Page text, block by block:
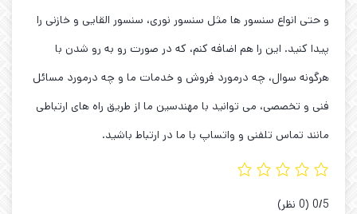
و حتی انواع سنسور ها مثل سنسور نوری، سنسور القایی و خازنی را
پیدا کنید. این را هم اضافه کنم، که در صورت رو به رو شدن با
هرگونه سوال، چه درمورد فروش و خدمات ما و چه درمورد مسائل
فنی و تخصصی، می توانید با مهندسین ما از طریق راه های ارتباطی
مانند تماس تلفنی و واتساپ با ما در ارتباط باشید.
‫0/5 ‫(0 نظر)